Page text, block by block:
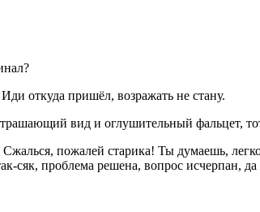
откуда пришёл, возражать не стану.
вид и оглушительный фальцет,
пожалей старика! Ты думаешь,
проблема решена, вопрос исчерпан,